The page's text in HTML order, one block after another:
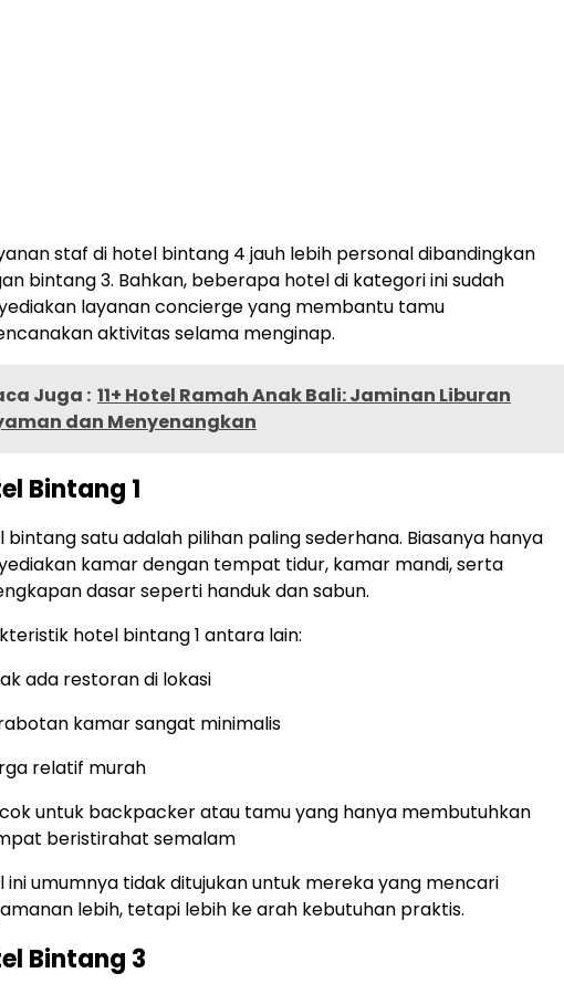
staf di hotel bintang 4 jauh lebih personal dibandingkan
bintang 3. Bahkan, beberapa hotel di kategori ini sudah
layanan concierge yang membantu tamu
aktivitas selama menginap.
Juga : 11+ Hotel Ramah Anak Bali: Jaminan Liburan
dan Menyenangkan
Bintang 1
bintang satu adalah pilihan paling sederhana. Biasanya hanya
kamar dengan tempat tidur, kamar mandi, serta
dasar seperti handuk dan sabun.
hotel bintang 1 antara lain:
ada restoran di lokasi
kamar sangat minimalis
relatif murah
untuk backpacker atau tamu yang hanya membutuhkan
beristirahat semalam
ini umumnya tidak ditujukan untuk mereka yang mencari
lebih, tetapi lebih ke arah kebutuhan praktis.
Bintang 3